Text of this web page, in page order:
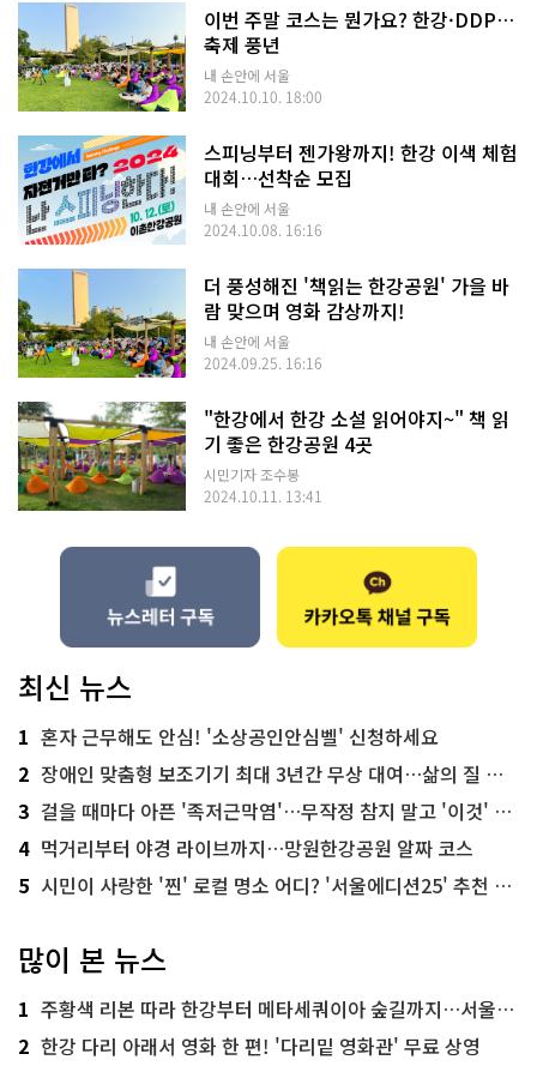
이번 주말 코스는 뭔가요? 한강·DDP…
축제 풍년
내 손안에 서울
2024.10.10. 18:00
스피닝부터 젠가왕까지! 한강 이색 체험
대회…선착순 모집
내 손안에 서울
2024.10.08. 16:16
더 풍성해진 '책읽는 한강공원' 가을 바
람 맞으며 영화 감상까지!
내 손안에 서울
2024.09.25. 16:16
"한강에서 한강 소설 읽어야지~" 책 읽
기 좋은 한강공원 4곳
시민기자 조수봉
2024.10.11. 13:41
최신 뉴스
1 혼자 근무해도 안심! '소상공인안심벨' 신청하세요
2 장애인 맞춤형 보조기기 최대 3년간 무상 대여…삶의 질 높인다
3 걸을 때마다 아픈 '족저근막염'…무작정 참지 말고 '이것' 해보세요!
4 먹거리부터 야경 라이브까지…망원한강공원 알짜 코스
5 시민이 사랑한 '찐' 로컬 명소 어디? '서울에디션25' 추천 코스
많이 본 뉴스
1 주황색 리본 따라 한강부터 메타세쿼이아 숲길까지…서울둘레길 15코스
2 한강 다리 아래서 영화 한 편! '다리밑 영화관' 무료 상영